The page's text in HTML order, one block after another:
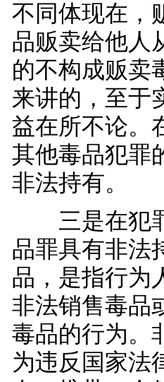
不同体现在，
品贩卖给他人
的不构成贩卖
来讲的，至于
益在所不论。
其他毒品犯罪
非法持有。
三是在犯罪
品罪具有非法
品，是指行为
非法销售毒品
毒品的行为。
为违反国家法